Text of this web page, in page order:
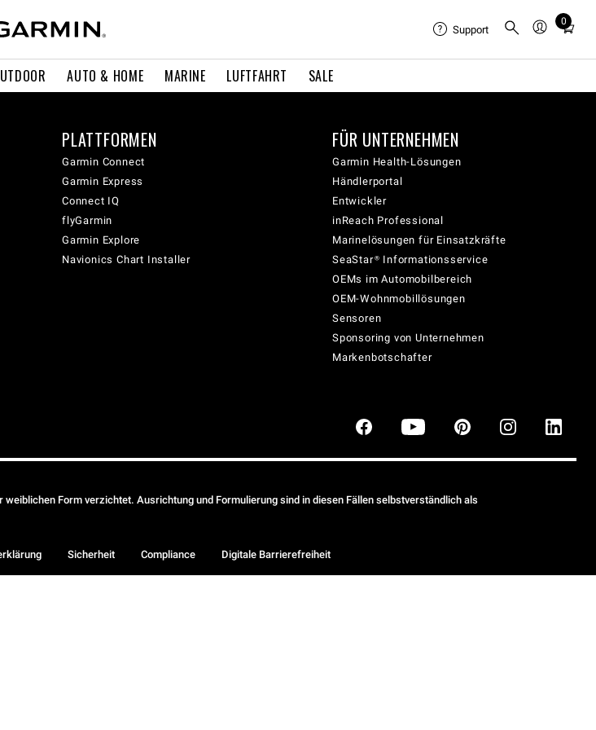
AUTO & HOME MARINE LUFTFAHRT SALE
Support
0
Total
cart:
PLATTFORMEN
Garmin Connect
Garmin Express
Connect IQ
flyGarmin
Garmin Explore
Navionics Chart Installer
FÜR UNTERNEHMEN
Garmin Health-Lösungen
Händlerportal
Entwickler
inReach Professional
Marinelösungen für Einsatzkräfte
SeaStar® Informationsservice
OEMs im Automobilbereich
OEM-Wohnmobillösungen
Sensoren
Sponsoring von Unternehmen
Markenbotschafter
Form verzichtet. Ausrichtung und Formulierung sind in diesen Fällen selbstverständlich als
Sicherheit Compliance Digitale Barrierefreiheit